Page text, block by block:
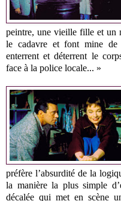
peintre, une vieille fille et un
le cadavre et font mine de
enterrent et déterrent le
face à la police locale... »
préfère l’absurdité de la
la manière la plus simple
décalée qui met en scène